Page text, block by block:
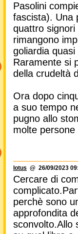
Pasolini
fascista). Una
quattro
rimangono
goliardia
Raramente si
della crudeltà
Ora dopo
a suo tempo
pugno allo
molte
lotus @ 26/09/2023
Cercare di
perchè sono
approfondita
sconvolto.Allo